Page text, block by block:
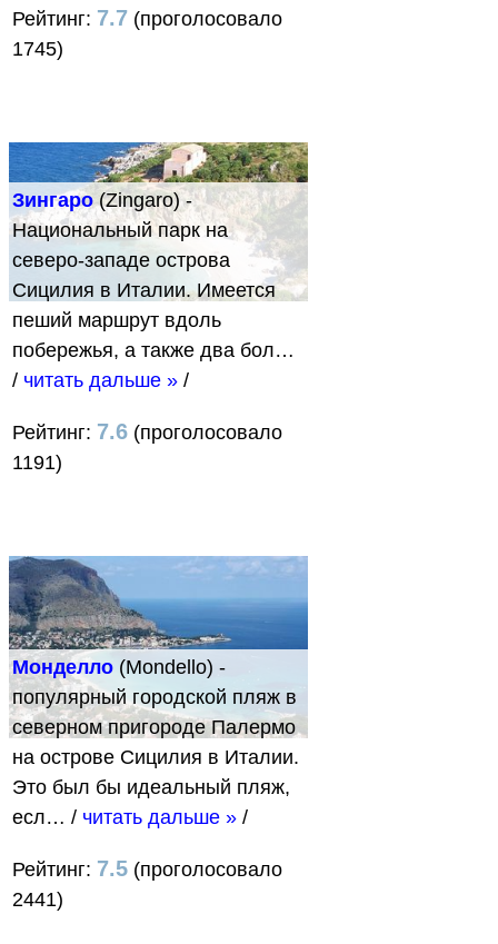
Рейтинг: 7.7 (проголосовало
1745)
Зингаро(Zingaro) -
Национальный парк на
северо-западе острова
Сицилия в Италии. Имеется
пеший маршрут вдоль
побережья, а также два бол…
/ читать дальше » /
Рейтинг: 7.6 (проголосовало
1191)
Монделло (Mondello) -
популярный городской пляж в
северном пригороде Палермо
на острове Сицилия в Италии.
Это был бы идеальный пляж,
есл… / читать дальше » /
Рейтинг: 7.5 (проголосовало
2441)